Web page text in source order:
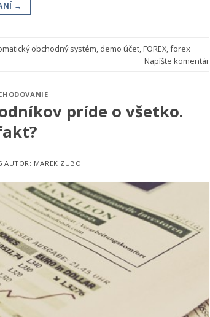
→
obchodný systém demo účet FOREX forex
Napíšte komentár
príde o všetko.
AUTOR: MAREK ZUBO